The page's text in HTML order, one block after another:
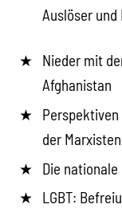
Auslöser und
Nieder mit
Afghanistan
der Marxisten
Die
LGBT: